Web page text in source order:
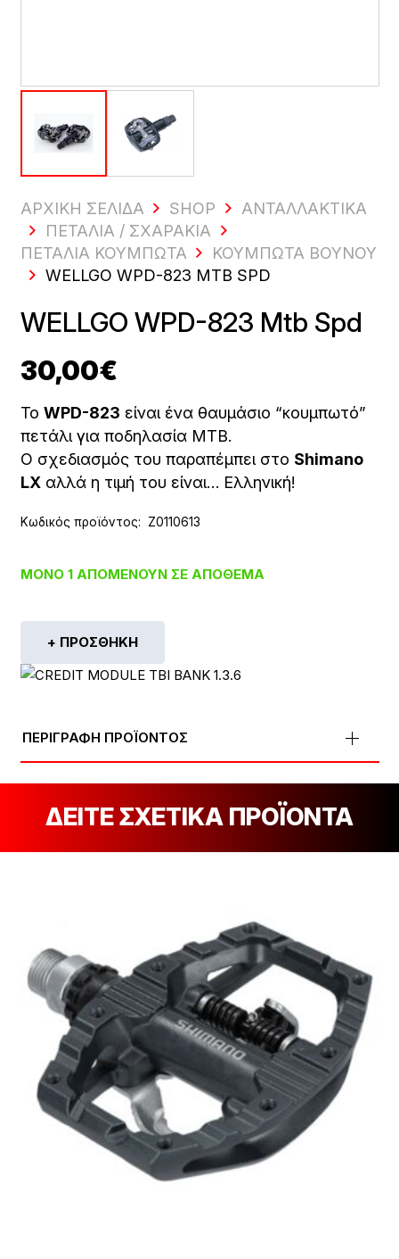
ΑΡΧΙΚΗ ΣΕΛΙΔΑ SHOP
ΑΝΤΑΛΛΑΚΤΙΚΆ
ΠΕΤΆΛΙΑ / ΣΧΑΡΆΚΙΑ
ΠΕΤΆΛΙΑ ΚΟΥΜΠΩΤΆ
ΚΟΥΜΠΩΤΆ ΒΟΥΝΟΎ
WELLGO WPD-823 MTB SPD
WELLGO WPD-823 Mtb Spd
30,00€
Το WPD-823 είναι ένα θαυμάσιο “κουμπωτό”
πετάλι για ποδηλασία ΜΤΒ.
Ο σχεδιασμός του παραπέμπει στο Shimano
LXαλλά η τιμή του είναι… Ελληνική!
Κωδικός προϊόντος: Z0110613
ΜΌΝΟ 1 ΑΠΟΜΈΝΟΥΝ ΣΕ ΑΠΌΘΕΜΑ
+ ΠΡΟΣΘΉΚΗ
ΠΕΡΙΓΡΑΦΗ ΠΡΟΪΟΝΤΟΣ
ΔΕΙΤΕ ΣΧΕΤΙΚΑ ΠΡΟΪΟΝΤΑ